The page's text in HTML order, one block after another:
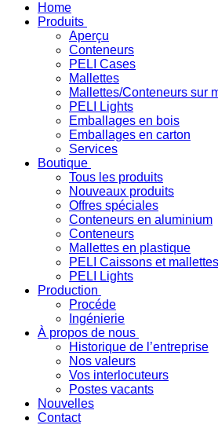
Home
Produits
Aperçu
Conteneurs
PELI Cases
Mallettes
Mallettes/Conteneurs sur
PELI Lights
Emballages en bois
Emballages en carton
Services
Boutique
Tous les produits
Nouveaux produits
Offres spéciales
Conteneurs en aluminium
Conteneurs
Mallettes en plastique
PELI Caissons et
PELI Lights
Production
Procéde
Ingénierie
À propos de nous
Historique de l’entreprise
Nos valeurs
Vos interlocuteurs
Postes vacants
Nouvelles
Contact